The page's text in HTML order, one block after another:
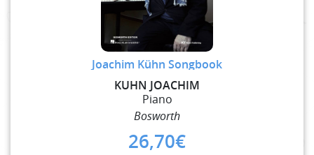
Joachim Kühn Songbook
KUHN JOACHIM
Piano
Bosworth
26,70€